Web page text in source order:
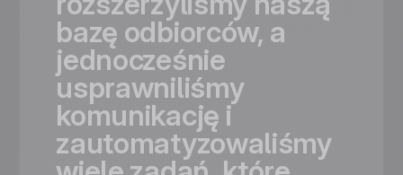
bazę odbiorców, a
jednocześnie
usprawniliśmy
komunikację i
zautomatyzowaliśmy